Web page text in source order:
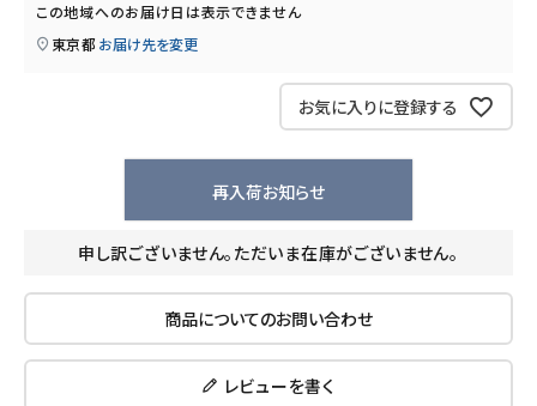
ブランド
オリジナルブランド
ナチュラムーン
エコメイト
この地域へのお届け日は表示できません
東京都 お届け先を変更
お気に入りに登録する
再入荷お知らせ
申し訳ございません。ただいま在庫がございません。
商品についてのお問い合わせ
レビューを書く